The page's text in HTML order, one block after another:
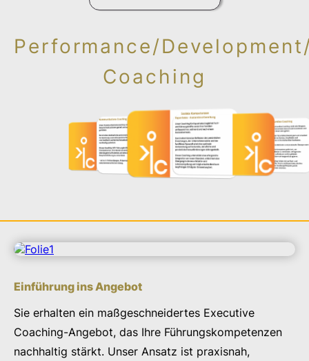
Performance/
Coaching
Einführung ins Angebot
Sie erhalten ein maßgeschneidertes Executive
Coaching-Angebot, das Ihre Führungskompetenzen
nachhaltig stärkt. Unser Ansatz ist praxisnah,